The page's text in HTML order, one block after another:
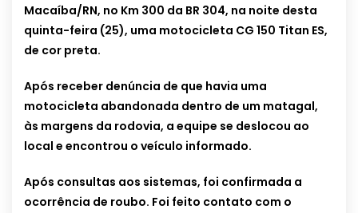
Macaíba/RN, no Km 300 da BR 304, na noite desta
quinta-feira (25), uma motocicleta CG 150 Titan ES,
de cor preta.
Após receber denúncia de que havia uma
motocicleta abandonada dentro de um matagal,
às margens da rodovia, a equipe se deslocou ao
local e encontrou o veículo informado.
Após consultas aos sistemas, foi confirmada a
ocorrência de roubo. Foi feito contato com o